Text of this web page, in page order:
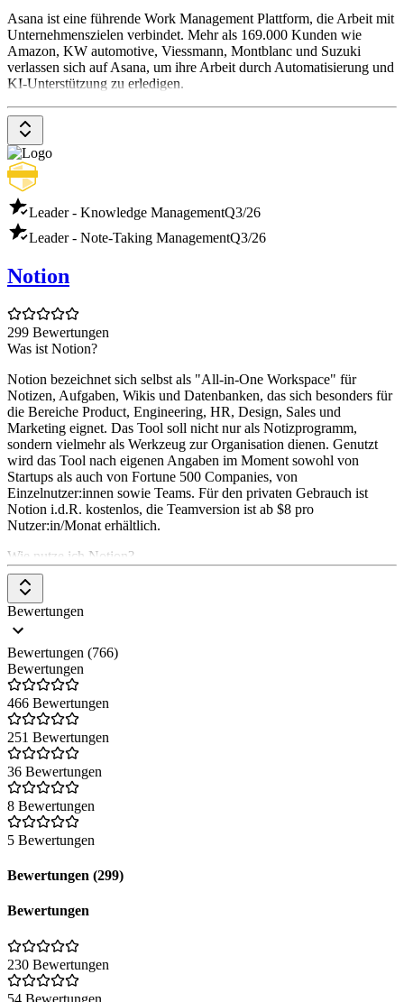
Asana ist eine führende Work Management Plattform, die Arbeit mit
Unternehmenszielen verbindet. Mehr als 169.000 Kunden wie
Amazon, KW automotive, Viessmann, Montblanc und Suzuki
verlassen sich auf Asana, um ihre Arbeit durch Automatisierung und
KI-Unterstützung zu erledigen.
Leader - Knowledge ManagementQ3/26
Leader - Note-Taking ManagementQ3/26
Notion
299 Bewertungen
Was ist Notion?
Notion bezeichnet sich selbst als "All-in-One Workspace" für
Notizen, Aufgaben, Wikis und Datenbanken, das sich besonders für
die Bereiche Product, Engineering, HR, Design, Sales und
Marketing eignet. Das Tool soll nicht nur als Notizprogramm,
sondern vielmehr als Werkzeug zur Organisation dienen. Genutzt
wird das Tool nach eigenen Angaben im Moment sowohl von
Startups als auch von Fortune 500 Companies, von
Einzelnutzer:innen sowie Teams. Für den privaten Gebrauch ist
Notion i.d.R. kostenlos, die Teamversion ist ab $8 pro
Nutzer:in/Monat erhältlich.
Wie nutze ich Notion?
Notion ist eine cloudbasierte Software, die Ihr sowohl im Browser
als auch als Desktop- oder Mobile-App nutzen könnt. Dafür müsst
Ihr Euch lediglich mit Eurer E-Mail-Adresse bei dem Produktivitäts-
Tool registrieren und anmelden.
Wodurch zeichnet sich Notion aus?
Notion ist extrem vielseitig einsetzbares Tool, welches Funktionen
von Microsoft Word, Excel und OneNote in einem vereint. Neben
Textverarbeitung bietet die Software aber auch einen vollwertigen
Kalender und die von
Datenbanken lassen sich mithilfe von Notion erstellen.
Wie sicher ist Notion?
Notion ist äußerst sicher, da alle Daten bei der Übertragung
vollständig verschlüsselt sind.
Bewertungen
Bewertungen (766)
Bewertungen
466 Bewertungen
251 Bewertungen
36 Bewertungen
8 Bewertungen
5 Bewertungen
Bewertungen (299)
Bewertungen
230 Bewertungen
54 Bewertungen